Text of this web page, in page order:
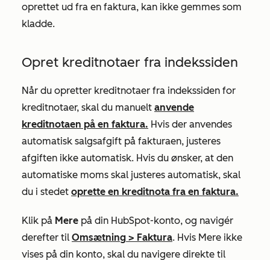
oprettet ud fra en faktura, kan ikke gemmes som
kladde.
Opret kreditnotaer fra indekssiden
Når du opretter kreditnotaer fra indekssiden for
kreditnotaer, skal du manuelt anvende
kreditnotaen på en faktura. Hvis der anvendes
automatisk salgsafgift på fakturaen, justeres
afgiften ikke automatisk. Hvis du ønsker, at den
automatiske moms skal justeres automatisk, skal
du i stedet oprette en kreditnota fra en faktura.
Klik på Mere på din HubSpot-konto, og navigér
derefter til Omsætning > Faktura. Hvis Mere ikke
vises på din konto, skal du navigere direkte til